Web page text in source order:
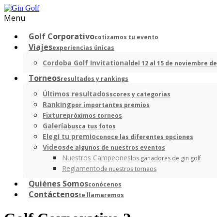
Menu
Golf Corporativocotizamos tu evento
Viajesexperiencias únicas
Cordoba Golf Invitationaldel 12 al 15 de noviembre
Torneosresultados y rankings
Últimos resultadosscores y categorias
Rankingpor importantes premios
Fixturepróximos torneos
Galeríabusca tus fotos
Elegí tu premioconoce las diferentes opciones
Videosde algunos de nuestros eventos
Nuestros Campeoneslos ganadores de gin golf
Reglamentode nuestros torneos
Quiénes Somosconócenos
Contáctenoste llamaremos